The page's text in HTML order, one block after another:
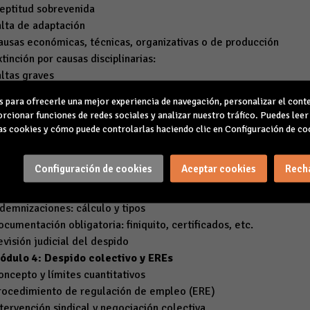
sobrevenida
de adaptación
económicas, técnicas, organizativas o de producción
por causas disciplinarias:
graves
muerte o incapacidad del trabajador o del empleador
de duración determinada
de despido: requisitos formales
de audiencia previa
cálculo y tipos
obligatoria: finiquito, certificados, etc.
judicial del despido
4: Despido colectivo y EREs
y límites cuantitativos
de regulación de empleo (ERE)
para ofrecerle una mejor experiencia de navegación, personalizar el
funciones de redes sociales y analizar nuestro tráfico. Puedes leer
cookies y cómo puede controlarlas haciendo clic en Configuración de
Configuración de cookies Aceptar cookies